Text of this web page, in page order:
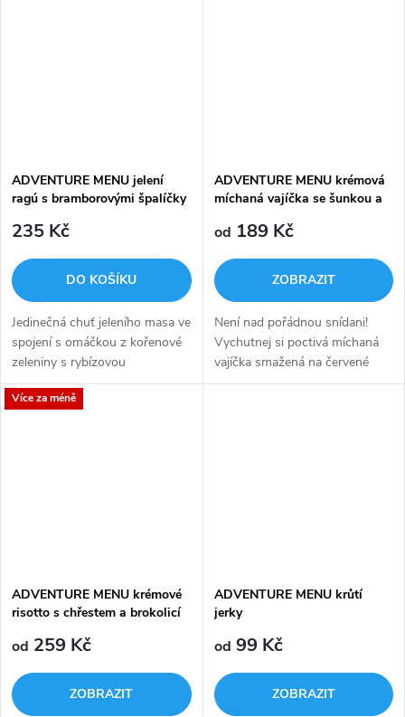
ADVENTURE MENU jelení
ragú s bramborovými špalíčky
235 Kč
DO KOŠÍKU
Jedinečná chuť jeleního masa ve
spojení s omáčkou z kořenové
zeleniny s rybízovou
marmeládou, červeným vínem a
divokým kořením.
ADVENTURE MENU krémová
míchaná vajíčka se šunkou a
od 189 Kč
ZOBRAZIT
Není nad pořádnou snídani!
Vychutnej si poctivá míchaná
vajíčka smažená na červené
cibulce se šunkou a zjemněná
Více za méně
ADVENTURE MENU krémové
risotto s chřestem a brokolicí
od 259 Kč
ZOBRAZIT
ADVENTURE MENU krůtí
jerky
od 99 Kč
ZOBRAZIT